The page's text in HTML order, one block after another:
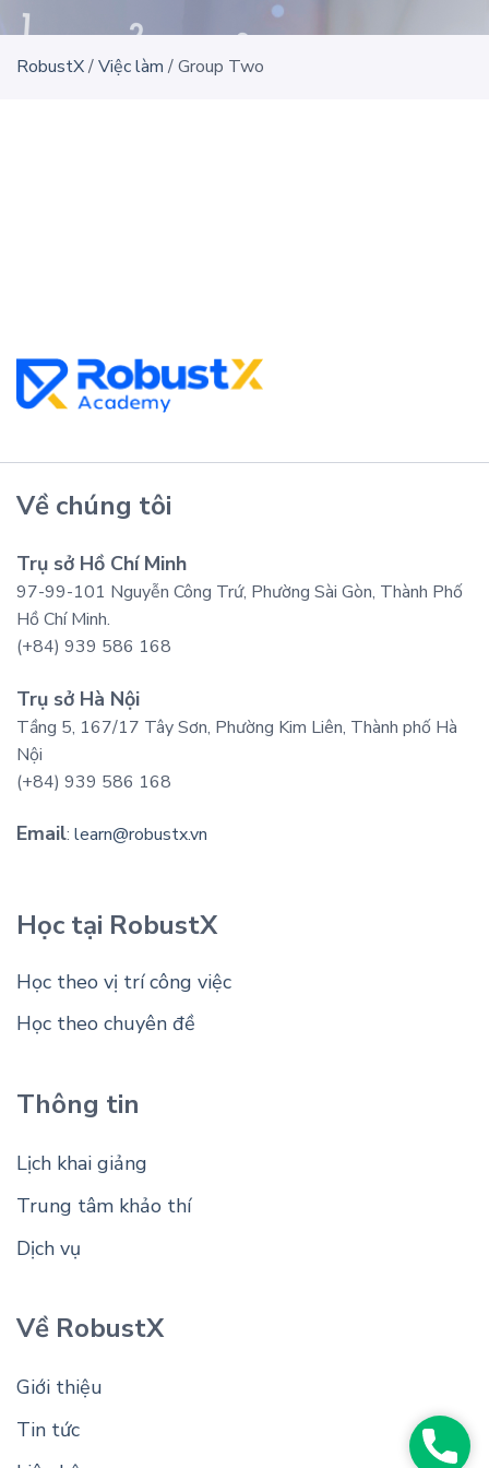
RobustX/Việc làm/Group Two
Về chúng tôi
Trụ sở Hồ Chí Minh
97-99-101 Nguyễn Công Trứ, Phường Sài Gòn, Thành Phố
Hồ Chí Minh.
(+84) 939 586 168
Trụ sở Hà Nội
Tầng 5, 167/17 Tây Sơn, Phường Kim Liên, Thành phố Hà
Nội
(+84) 939 586 168
Email: learn@robustx.vn
Học tại RobustX
Học theo vị trí công việc
Học theo chuyên đề
Thông tin
Lịch khai giảng
Trung tâm khảo thí
Dịch vụ
Về RobustX
Giới thiệu
Tin tức
Phone